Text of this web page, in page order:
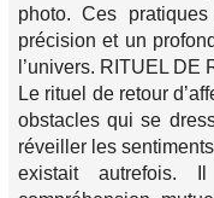
photo. Ces
précision et un
l’univers. RITUEL
Le rituel de retour
obstacles qui se
réveiller les
existait autrefois.